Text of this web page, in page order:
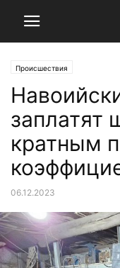
Происшествия
заплатят
кратным
06.12.2023